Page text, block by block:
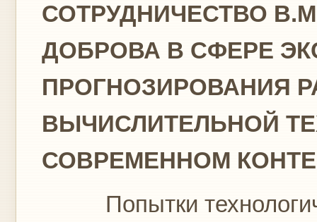
СОТРУДНИЧЕСТВО
ДОБРОВА В СФЕРЕ
ПРОГНОЗИРОВАНИЯ
ВЫЧИСЛИТЕЛЬНОЙ
СОВРЕМЕННОМ
Попытки